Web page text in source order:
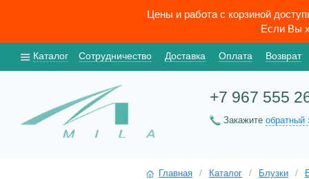
Цены и работа с корзиной
Если Вы
Каталог Сотрудничество Доставка Оплата Возврат
+7 967 555
Закажите обратный
Главная / Каталог / Блузки /